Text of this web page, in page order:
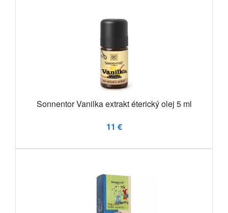
Sonnentor Vanilka extrakt éterický olej 5 ml
11 €